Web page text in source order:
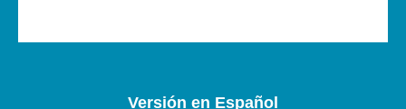
Versión en Español